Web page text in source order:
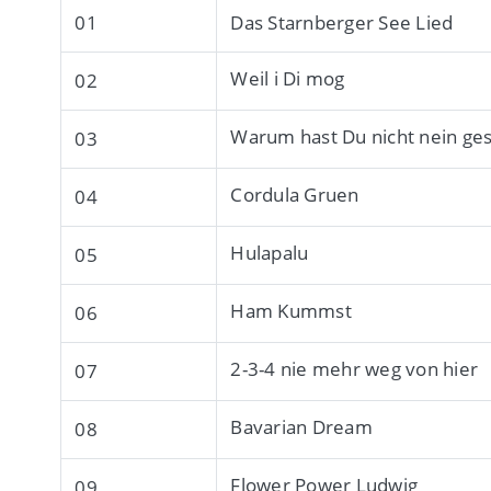
01 Das Starnberger See Lied
02 Weil i Di mog
03 Warum hast Du nicht nein
04 Cordula Gruen
05 Hulapalu
06 Ham Kummst
07 2-3-4 nie mehr weg von hier
08 Bavarian Dream
Flower Power Ludwig